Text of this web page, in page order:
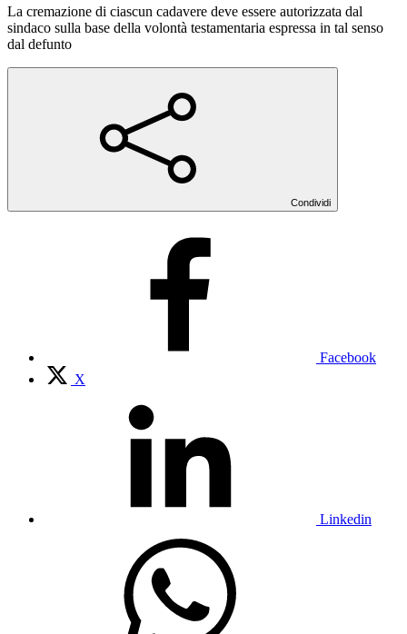
La cremazione di ciascun cadavere deve essere autorizzata dal
sindaco sulla base della volontà testamentaria espressa in tal senso
dal defunto
Condividi
Facebook
X
Linkedin